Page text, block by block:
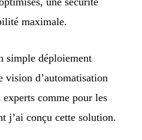
maximale.
simple déploiement
vision d’automatisation
experts comme pour les
j’ai conçu cette solution.